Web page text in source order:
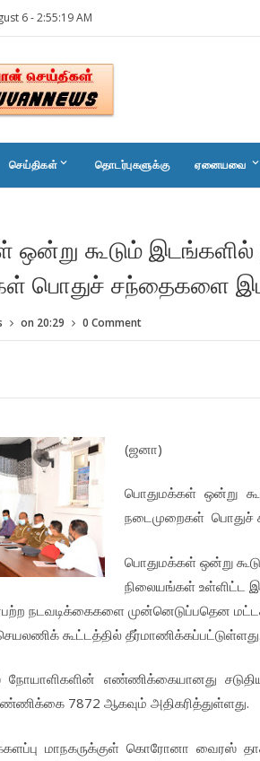
6 -2:55:19 AM
செய்திகள் keyboard_arrow_down தொடர்புகளுக்கு ஏனையவை keyboard_arrow_down
கூடும் இடங்களில்
பொதுச் சந்தைகளை
on 20:29 0 Comment
(ஜனா)
பொதுமக்கள் ஒன்று
நடைமுறைகள் பொதுச்
பொதுமக்கள் ஒன்று
நிலையங்கள் உள்ளிட்ட
நடவடிக்கைகளை முன்னெடுப்பதென
கூட்டத்தில்
எண்ணிக்கையானது
7872 ஆகவும் அதிகரித்துள்ளது.
மாநகருக்குள் கொரோனா வைரஸ்